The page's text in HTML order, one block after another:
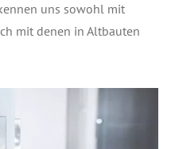
uns sowohl mit
mit denen in Altbauten